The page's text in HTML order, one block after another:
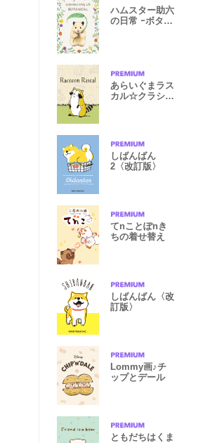
ハムスター助六
の日常 ｰボタニ
あらいぐまラス
カル☆クラシッ
しばんばん
2〈改訂版〉
てnことぽnき
ちの着せ替え
しばんばん〈改
訂版〉
Lommy画♪チ
ップとデール
ともだちはくま